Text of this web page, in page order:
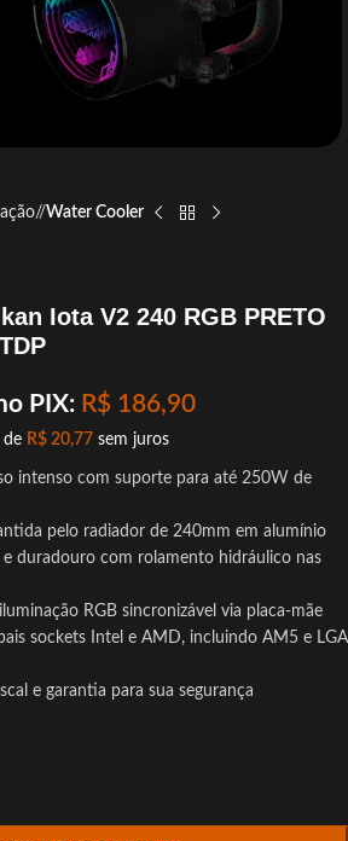
/ Water Cooler
Iota V2 240 RGB PRETO
PIX: R$ 186,90
de R$ 20,77 sem juros
intenso com suporte para até 250W de
pelo radiador de 240mm em alumínio
e duradouro com rolamento hidráulico nas
RGB sincronizável via placa-mãe
sockets Intel e AMD, incluindo AM5 e LGA
e garantia para sua segurança